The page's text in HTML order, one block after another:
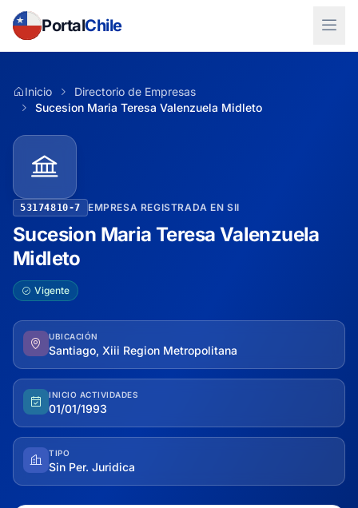
PortalChile
Inicio
Directorio de Empresas
Sucesion Maria Teresa Valenzuela Midleto
53174810-7 EMPRESA REGISTRADA EN SII
Sucesion Maria Teresa Valenzuela
Midleto
Vigente
UBICACIÓN
Santiago, Xiii Region Metropolitana
INICIO ACTIVIDADES
01/01/1993
TIPO
Sin Per. Juridica